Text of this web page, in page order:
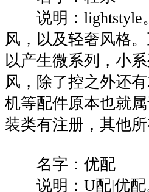
说明：lightstyle
风，以及轻奢风格
以产生微系列，小
风，除了控之外还
机等配件原本也就
装类有注册，其他
名字：优配
说明：U配|优配